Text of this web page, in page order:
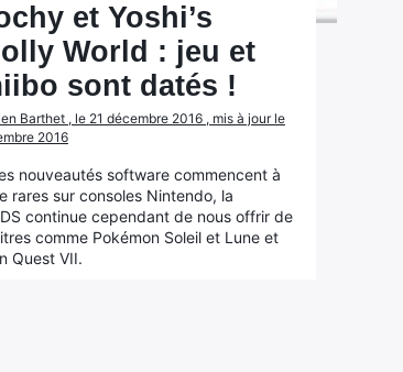
et Yoshi’s
World : jeu et
sont datés !
Barthet , le 21 décembre 2016 , mis à jour le
2016
nouveautés software commencent à
rares sur consoles Nintendo, la
continue cependant de nous offrir de
comme Pokémon Soleil et Lune et
Quest VII.